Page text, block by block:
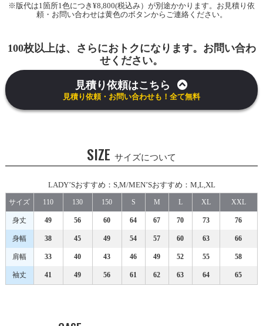
※版代は1箇所1色につき¥8,800(税込み）が別途かかります。お見積り依
頼・お問い合わせは黄色のボタンからご連絡ください。
100枚以上は、さらにおトクになります。お問い合わ
せください。
見積り依頼はこちら
見積り依頼・お問い合わせも！全て無料
SIZE サイズについて
LADY’Sおすすめ：S,M/MEN’Sおすすめ：M,L,XL
サイズ 110 130 150 S M L XL XXL
身丈 49 56 60 64 67 70 73 76
身幅 38 45 49 54 57 60 63 66
肩幅 33 40 43 46 49 52 55 58
袖丈 41 49 56 61 62 63 64 65